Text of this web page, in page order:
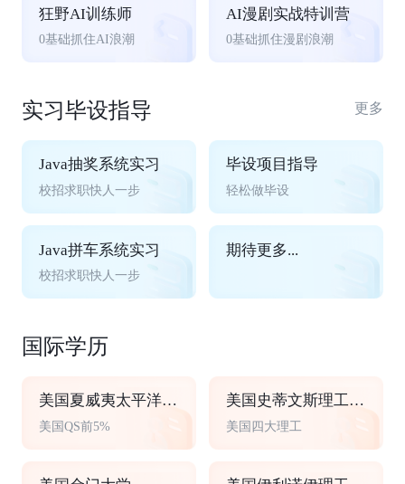
狂野AI训练师
0基础抓住AI浪潮
AI漫剧实战特训营
0基础抓住漫剧浪潮
实习毕设指导 更多
Java抽奖系统实习
校招求职快人一步
毕设项目指导
轻松做毕设
Java拼车系统实习
校招求职快人一步
期待更多...
国际学历
美国夏威夷太平洋大学
美国QS前5%
美国史蒂文斯理工学院
美国四大理工